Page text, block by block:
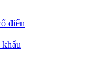
điển
khẩu